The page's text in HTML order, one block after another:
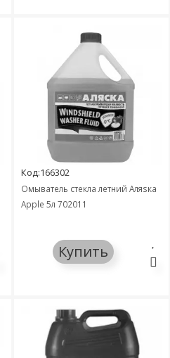
Код:166302
Омыватель стекла летний Аляsка
Apple 5л 702011
Купить